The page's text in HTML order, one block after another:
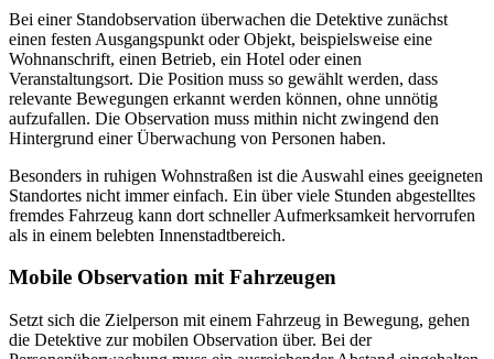
Bei einer Standobservation überwachen die Detektive zunächst
einen festen Ausgangspunkt oder Objekt, beispielsweise eine
Wohnanschrift, einen Betrieb, ein Hotel oder einen
Veranstaltungsort. Die Position muss so gewählt werden, dass
relevante Bewegungen erkannt werden können, ohne unnötig
aufzufallen. Die Observation muss mithin nicht zwingend den
Hintergrund einer Überwachung von Personen haben.
Besonders in ruhigen Wohnstraßen ist die Auswahl eines geeigneten
Standortes nicht immer einfach. Ein über viele Stunden abgestelltes
fremdes Fahrzeug kann dort schneller Aufmerksamkeit hervorrufen
als in einem belebten Innenstadtbereich.
Mobile Observation mit Fahrzeugen
Setzt sich die Zielperson mit einem Fahrzeug in Bewegung, gehen
die Detektive zur mobilen Observation über. Bei der